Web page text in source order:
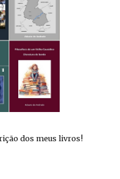
dos meus livros!